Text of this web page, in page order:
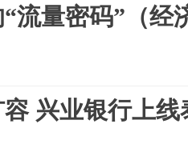
流量密码”（经
兴业银行上